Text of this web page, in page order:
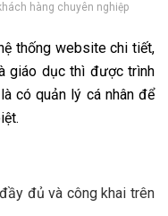
hàng chuyên nghiệp
thống website chi tiết,
giáo dục thì được trình
có quản lý cá nhân để
đủ và công khai trên